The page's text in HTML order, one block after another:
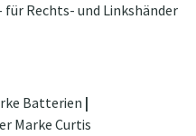
Rechts- und Linkshänder
Batterien |
Marke Curtis